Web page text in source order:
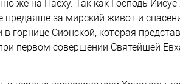
же на Пасху. Так как Господь
за мирский живот и
горнице Сионской, которая
первом совершении Святейшей